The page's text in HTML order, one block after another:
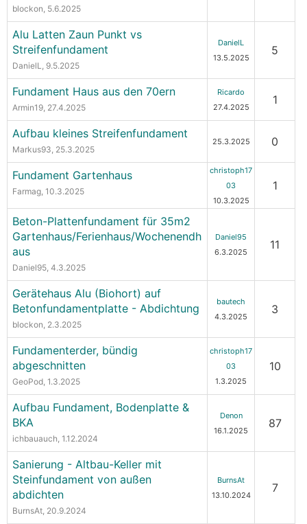
blockon, 5.6.2025
Alu Latten Zaun Punkt vs
Streifenfundament
DanielL, 9.5.2025
DanielL
13.5.2025
5
Fundament Haus aus den 70ern
Armin19, 27.4.2025
Ricardo
27.4.2025
1
Aufbau kleines Streifenfundament
Markus93, 25.3.2025
25.3.2025 0
Fundament Gartenhaus
Farmag, 10.3.2025
christoph17
03
10.3.2025
1
Beton-Plattenfundament für 35m2
Gartenhaus/Ferienhaus/Wochenendh
aus
Daniel95, 4.3.2025
Daniel95
6.3.2025
11
Gerätehaus Alu (Biohort) auf
Betonfundamentplatte - Abdichtung
blockon, 2.3.2025
bautech
4.3.2025
3
Fundamenterder, bündig
abgeschnitten
GeoPod, 1.3.2025
christoph17
03
1.3.2025
10
Aufbau Fundament, Bodenplatte &
BKA
ichbauauch, 1.12.2024
Denon
16.1.2025
87
Sanierung - Altbau-Keller mit
Steinfundament von außen
abdichten
BurnsAt, 20.9.2024
BurnsAt
13.10.2024
7